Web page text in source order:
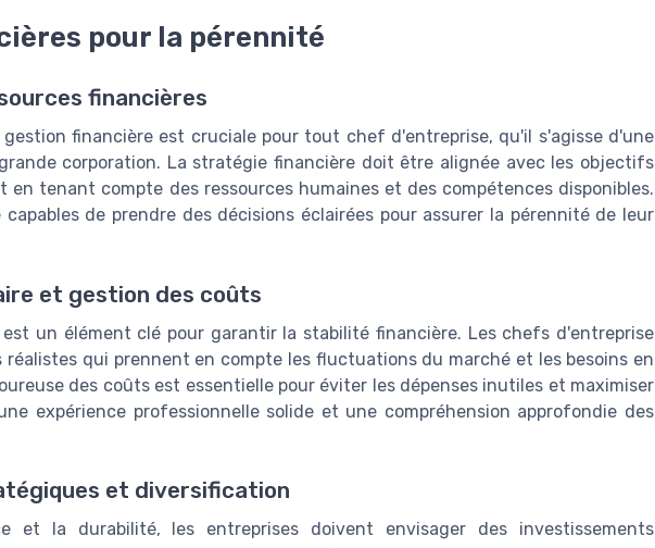
pour la pérennité
financières
financière est cruciale pour tout chef d'entreprise, qu'il s'agisse d'une
corporation. La stratégie financière doit être alignée avec les objectifs
en tenant compte des ressources humaines et des compétences disponibles.
de prendre des décisions éclairées pour assurer la pérennité de leur
et gestion des coûts
un élément clé pour garantir la stabilité financière. Les chefs d'entreprise
qui prennent en compte les fluctuations du marché et les besoins en
des coûts est essentielle pour éviter les dépenses inutiles et maximiser
expérience professionnelle solide et une compréhension approfondie des
et diversification
et la durabilité, les entreprises doivent envisager des investissements